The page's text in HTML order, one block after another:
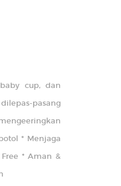
cup, dan
pasang
* Menjaga
* Aman &